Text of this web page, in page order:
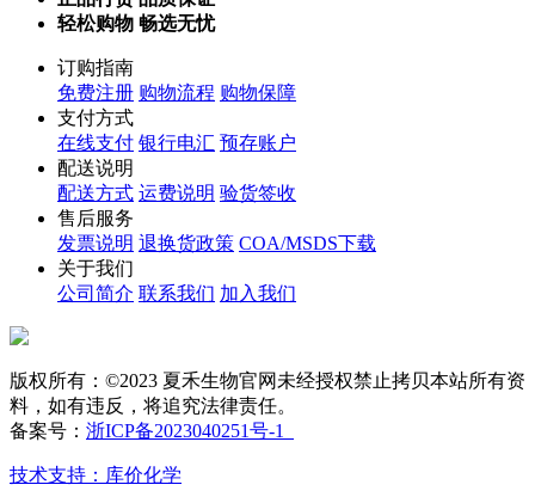
轻松购物 畅选无忧
订购指南
免费注册 购物流程 购物保障
支付方式
在线支付 银行电汇 预存账户
配送说明
配送方式 运费说明 验货签收
售后服务
发票说明 退换货政策 COA/MSDS下载
关于我们
公司简介 联系我们 加入我们
版权所有：©2023 夏禾生物官网未经授权禁止拷贝本站所有资
料，如有违反，将追究法律责任。
备案号： 浙ICP备2023040251号-1
技术支持：库价化学